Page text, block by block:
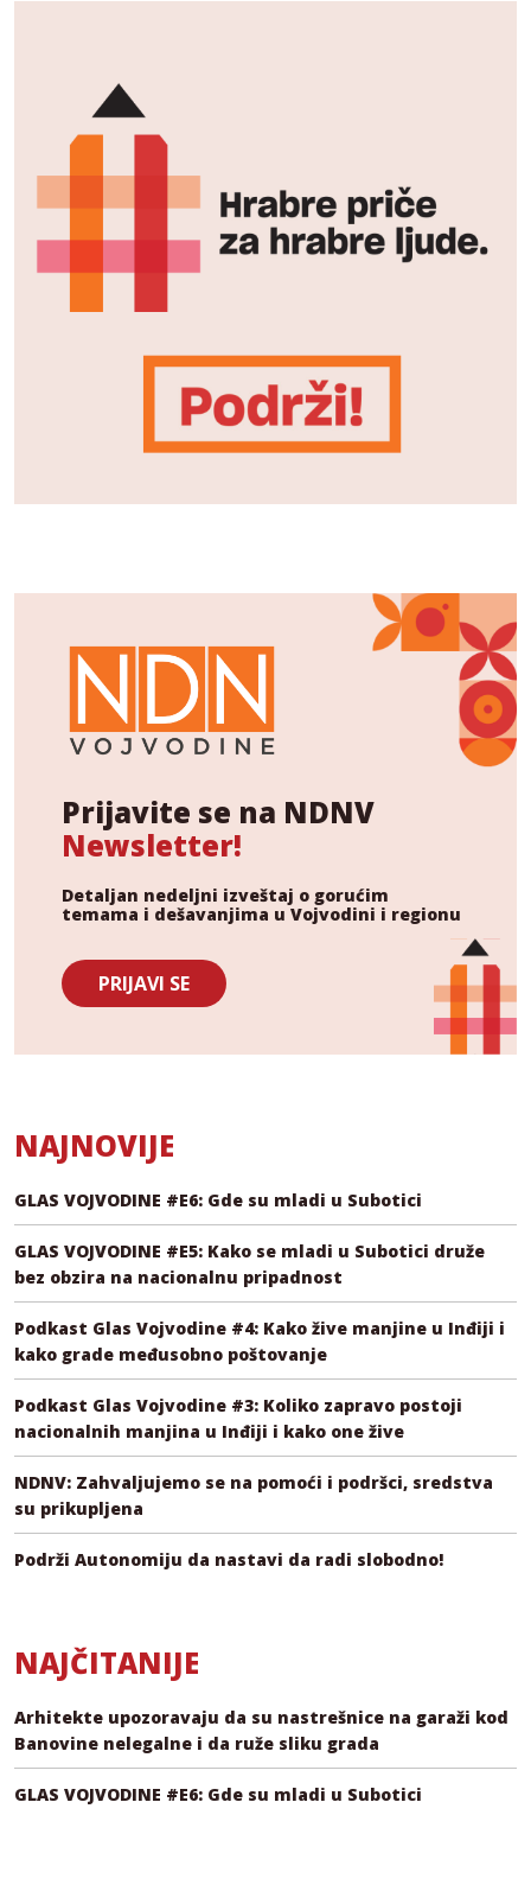
Prijavite se na NDNV
Newsletter!
Detaljan nedeljni izveštaj o gorućim
temama i dešavanjima u Vojvodini i regionu
PRIJAVI SE
NAJNOVIJE
GLAS VOJVODINE #E6: Gde su mladi u Subotici
GLAS VOJVODINE #E5: Kako se mladi u Subotici druže
bez obzira na nacionalnu pripadnost
Podkast Glas Vojvodine #4: Kako žive manjine u Inđiji i
kako grade međusobno poštovanje
Podkast Glas Vojvodine #3: Koliko zapravo postoji
nacionalnih manjina u Inđiji i kako one žive
NDNV: Zahvaljujemo se na pomoći i podršci, sredstva
su prikupljena
Podrži Autonomiju da nastavi da radi slobodno!
NAJČITANIJE
Arhitekte upozoravaju da su nastrešnice na garaži kod
Banovine nelegalne i da ruže sliku grada
GLAS VOJVODINE #E6: Gde su mladi u Subotici